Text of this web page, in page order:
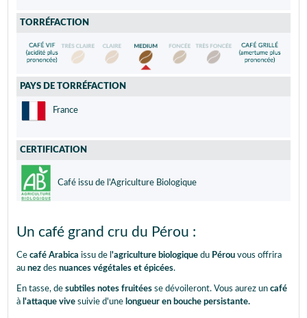
TORRÉFACTION
PAYS DE TORRÉFACTION
France
CERTIFICATION
Café issu de l'Agriculture Biologique
Un café grand cru du Pérou :
Ce café Arabica issu de l 'agriculture biologique du Pérou vous offrira
au nez des nuances végétales et épicées.
En tasse, de subtiles notes fruitées se dévoileront. Vous aurez un café
à l'attaque vive suivie d'une longueur en bouche persistante.